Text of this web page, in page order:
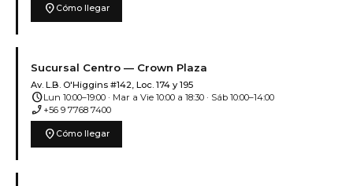
location_on Cómo llegar
Sucursal Centro — Crown Plaza
Av. L.B. O'Higgins #142, Loc. 174 y 195
scheduleLun 10:00–19:00 · Mar a Vie 10:00 a 18:30 · Sáb 10:00–14:00
phone_enabled +56 9 7768 7400
location_on Cómo llegar